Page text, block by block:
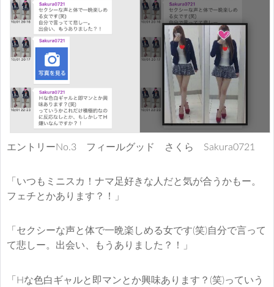
エントリーNo.3 フィールグッド さくら Sakura0721
「いつもミニスカ！ナマ足好きな人だと気が合うかもー。
フェチとかあります？！」
「セクシーな声と体で一晩楽しめる女です(笑)自分で言って
て悲しー。出会い、もうありました？！」
「Hな色白ギャルと即マンとか興味あります？(笑)っていう